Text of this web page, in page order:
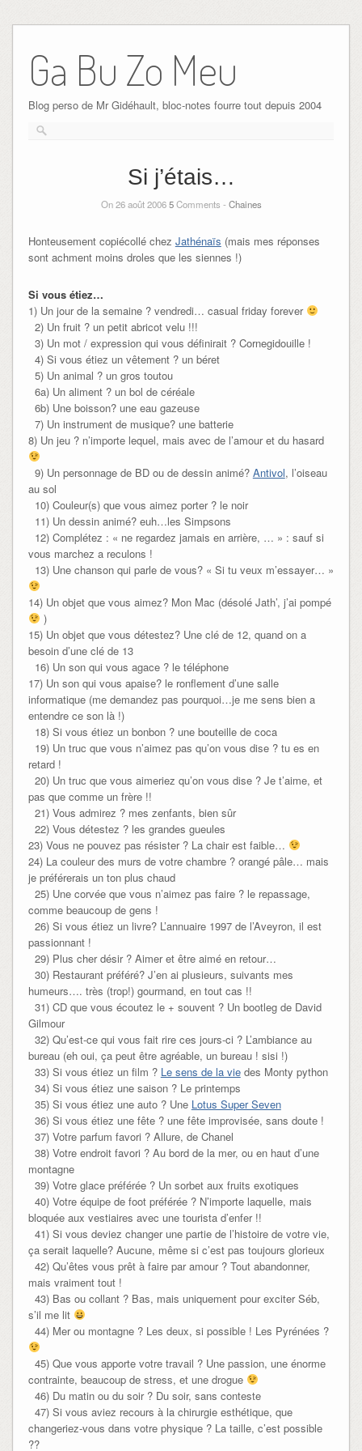
Ga Bu Zo Meu
Blog perso de Mr Gidéhault, bloc-notes fourre tout depuis 2004
Si j’étais…
On 26 août 20065Comments - Chaines
Honteusement copiécollé chez Jathénaïs (mais mes réponses
sont achment moins droles que les siennes !)
Si vous étiez…
1) Un jour de la semaine ? vendredi… casual friday forever
2) Un fruit ? un petit abricot velu !!!
3) Un mot / expression qui vous définirait ? Cornegidouille !
4) Si vous étiez un vêtement ? un béret
5) Un animal ? un gros toutou
6a) Un aliment ? un bol de céréale
6b) Une boisson? une eau gazeuse
7) Un instrument de musique? une batterie
8) Un jeu ? n’importe lequel, mais avec de l’amour et du hasard
9) Un personnage de BD ou de dessin animé? Antivol, l’oiseau
au sol
10) Couleur(s) que vous aimez porter ? le noir
11) Un dessin animé? euh…les Simpsons
12) Complétez : « ne regardez jamais en arrière, … » : sauf si
vous marchez a reculons !
13) Une chanson qui parle de vous? « Si tu veux m’essayer… »
14) Un objet que vous aimez? Mon Mac (désolé Jath’, j’ai pompé
)
15) Un objet que vous détestez? Une clé de 12, quand on a
besoin d’une clé de 13
16) Un son qui vous agace ? le téléphone
17) Un son qui vous apaise? le ronflement d’une salle
informatique (me demandez pas pourquoi…je me sens bien a
entendre ce son là !)
18) Si vous étiez un bonbon ? une bouteille de coca
19) Un truc que vous n’aimez pas qu’on vous dise ? tu es en
retard !
20) Un truc que vous aimeriez qu’on vous dise ? Je t’aime, et
pas que comme un frère !!
21) Vous admirez ? mes zenfants, bien sûr
22) Vous détestez ? les grandes gueules
23) Vous ne pouvez pas résister ? La chair est faible…
24) La couleur des murs de votre chambre ? orangé pâle… mais
je préférerais un ton plus chaud
25) Une corvée que vous n’aimez pas faire ? le repassage,
comme beaucoup de gens !
26) Si vous étiez un livre? L’annuaire 1997 de l’Aveyron, il est
passionnant !
29) Plus cher désir ? Aimer et être aimé en retour…
30) Restaurant préféré? J’en ai plusieurs, suivants mes
humeurs…. très (trop!) gourmand, en tout cas !!
31) CD que vous écoutez le + souvent ? Un bootleg de David
Gilmour
32) Qu’est-ce qui vous fait rire ces jours-ci ? L’ambiance au
bureau (eh oui, ça peut être agréable, un bureau ! sisi !)
33) Si vous étiez un film ? Le sens de la viedes Monty python
34) Si vous étiez une saison ? Le printemps
35) Si vous étiez une auto ? Une Lotus Super Seven
36) Si vous étiez une fête ? une fête improvisée, sans doute !
37) Votre parfum favori ? Allure, de Chanel
38) Votre endroit favori ? Au bord de la mer, ou en haut d’une
montagne
39) Votre glace préférée ? Un sorbet aux fruits exotiques
40) Votre équipe de foot préférée ? N’importe laquelle, mais
bloquée aux vestiaires avec une tourista d’enfer !!
41) Si vous deviez changer une partie de l’histoire de votre vie,
ça serait laquelle? Aucune, même si c’est pas toujours glorieux
42) Qu’êtes vous prêt à faire par amour ? Tout abandonner,
mais vraiment tout !
43) Bas ou collant ? Bas, mais uniquement pour exciter Séb,
s’il me lit
44) Mer ou montagne ? Les deux, si possible ! Les Pyrénées ?
45) Que vous apporte votre travail ? Une passion, une énorme
contrainte, beaucoup de stress, et une drogue
46) Du matin ou du soir ? Du soir, sans conteste
47) Si vous aviez recours à la chirurgie esthétique, que
changeriez-vous dans votre physique ? La taille, c’est possible
??